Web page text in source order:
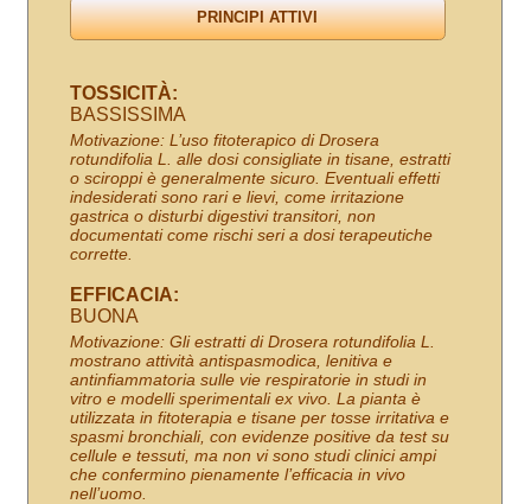
TOSSICITÀ:
BASSISSIMA
Motivazione: L’uso fitoterapico di Drosera
rotundifolia L. alle dosi consigliate in tisane, estratti
o sciroppi è generalmente sicuro. Eventuali effetti
indesiderati sono rari e lievi, come irritazione
gastrica o disturbi digestivi transitori, non
documentati come rischi seri a dosi terapeutiche
corrette.
EFFICACIA:
BUONA
Motivazione: Gli estratti di Drosera rotundifolia L.
mostrano attività antispasmodica, lenitiva e
antinfiammatoria sulle vie respiratorie in studi in
vitro e modelli sperimentali ex vivo. La pianta è
utilizzata in fitoterapia e tisane per tosse irritativa e
spasmi bronchiali, con evidenze positive da test su
cellule e tessuti, ma non vi sono studi clinici ampi
che confermino pienamente l’efficacia in vivo
nell’uomo.